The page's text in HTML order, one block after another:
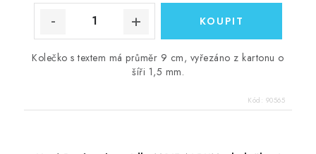
Kolečko s textem má průměr 9 cm, vyřezáno z kartonu o
šíři 1,5 mm.
Kód: 90565